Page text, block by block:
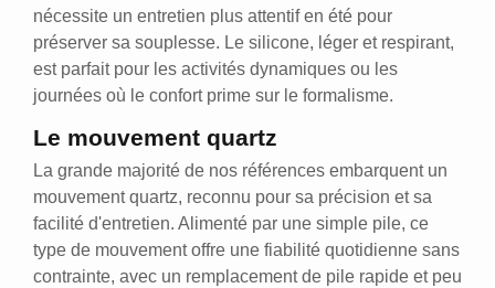
nécessite un entretien plus attentif en été pour
préserver sa souplesse. Le silicone, léger et respirant,
est parfait pour les activités dynamiques ou les
journées où le confort prime sur le formalisme.
Le mouvement quartz
La grande majorité de nos références embarquent un
mouvement quartz, reconnu pour sa précision et sa
facilité d'entretien. Alimenté par une simple pile, ce
type de mouvement offre une fiabilité quotidienne sans
contrainte, avec un remplacement de pile rapide et peu